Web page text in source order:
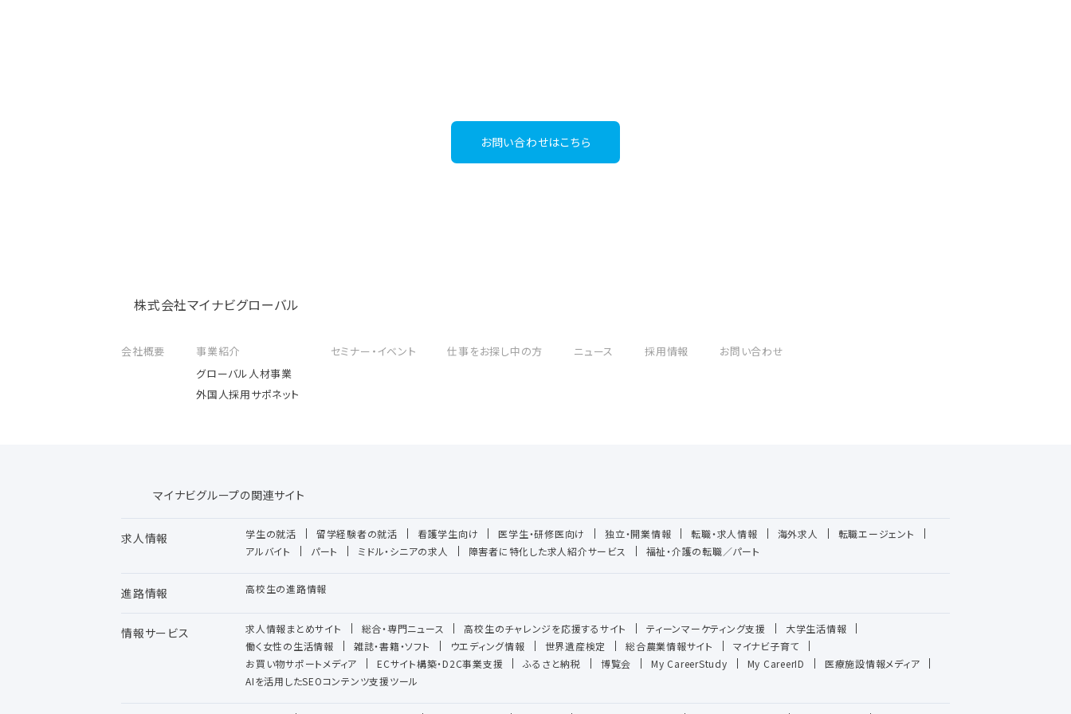
お問い合わせはこちら
株式会社マイナビグローバル
会社概要
事業紹介
グローバル人材事業
外国人採用サポネット
セミナー・イベント 仕事をお探し中の方 ニュース 採用情報 お問い合わせ
マイナビグループの関連サイト
求人情報 学生の就活 留学経験者の就活 看護学生向け 医学生・研修医向け 独立・開業情報 転職・求人情報 海外求人
転職エージェント
アルバイト
パート ミドル・シニアの求人 障害者に特化した求人紹介サービス 福祉・介護の転職／パート
進路情報 高校生の進路情報
情報サービス 求人情報まとめサイト 総合・専門ニュース 高校生のチャレンジを応援するサイト ティーンマーケティング支援
大学生活情報
働く女性の生活情報
雑誌・書籍・ソフト ウエディング情報 世界遺産検定 総合農業情報サイト
マイナビ子育て
お買い物サポートメディア
ECサイト構築・D2C事業支援 ふるさと納税 博覧会 My CareerStudy My CareerID
医療施設情報メディア
AIを活用したSEOコンテンツ支援ツール